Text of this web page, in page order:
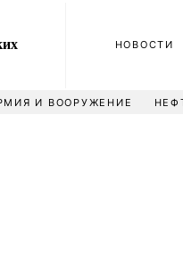
НОВОСТИ
И ВООРУЖЕНИЕ